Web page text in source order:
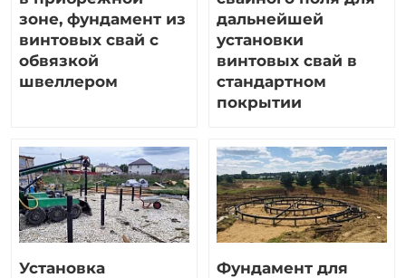
зоне, фундамент из
винтовых свай с
обвязкой
швеллером
дальнейшей
установки
винтовых свай в
стандартном
покрытии
Установка
Фундамент для